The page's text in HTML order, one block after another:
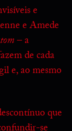
e
e Amede
– a
de cada
e, ao mesmo
que